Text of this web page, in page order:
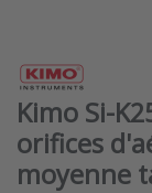
Kimo Si-
orifices
moyenne